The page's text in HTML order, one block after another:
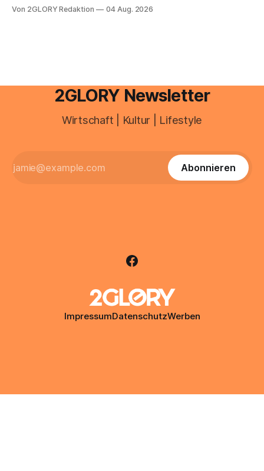
besitzt, loggt sich heute über das Vodafone E-Mail & Cloud
Von 2GLORY Redaktion 04 Aug. 2026
2GLORY Newsletter
Wirtschaft | Kultur | Lifestyle
Abonnieren
ImpressumDatenschutzWerben